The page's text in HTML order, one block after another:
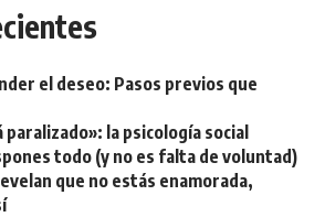
el deseo: Pasos previos que
la psicología social
todo (y no es falta de voluntad)
que no estás enamorada,